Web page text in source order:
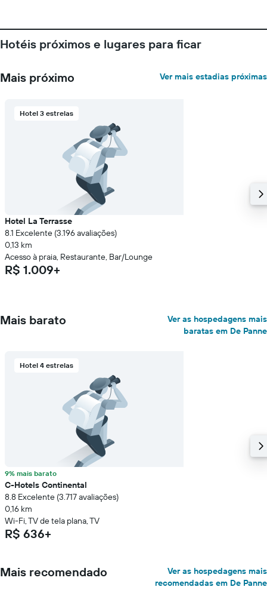
1
exibindo
médio
Hotéis próximos e lugares para ficar
Mais próximo Ver mais estadias próximas
Hotel 3 estrelas
Hotel La Terrasse
8.1 Excelente (3.196 avaliações)
0,13 km
Acesso à praia, Restaurante, Bar/Lounge
R$ 1.009+
Mais barato
Ver as hospedagens mais
baratas em De Panne
Hotel 4 estrelas
9% mais barato
C-Hotels Continental
8.8 Excelente (3.717 avaliações)
0,16 km
Wi-Fi, TV de tela plana, TV
R$ 636+
Mais recomendado
Ver as hospedagens mais
recomendadas em De Panne